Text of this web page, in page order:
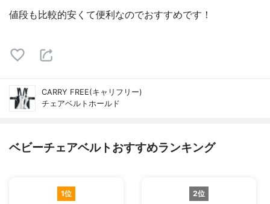
値段も比較的安くて便利なのでおすすめです！
CARRY FREE(キャリフリー)
チェアベルトホールド
ベビーチェアベルトおすすめランキング
1位 2位